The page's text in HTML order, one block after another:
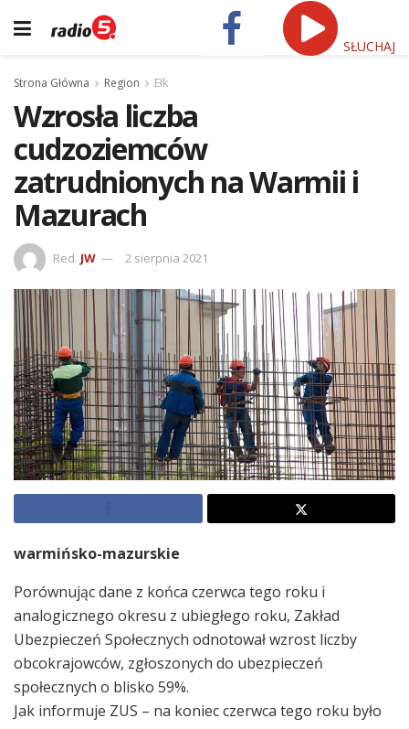
SŁUCHAJ
Strona Główna Region Ełk
Wzrosła liczba
cudzoziemców
zatrudnionych na Warmii i
Mazurach
Red. JW 2 sierpnia 2021
warmińsko-mazurskie
Porównując dane z końca czerwca tego roku i
analogicznego okresu z ubiegłego roku, Zakład
Ubezpieczeń Społecznych odnotował wzrost liczby
obcokrajowców, zgłoszonych do ubezpieczeń
społecznych o blisko 59%.
Jak informuje ZUS – na koniec czerwca tego roku było